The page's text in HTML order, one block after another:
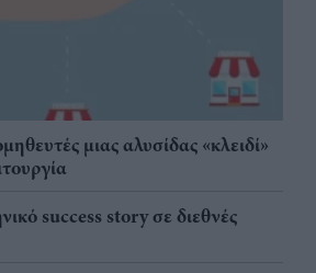
μιας αλυσίδας «κλειδί»
success story σε διεθνές